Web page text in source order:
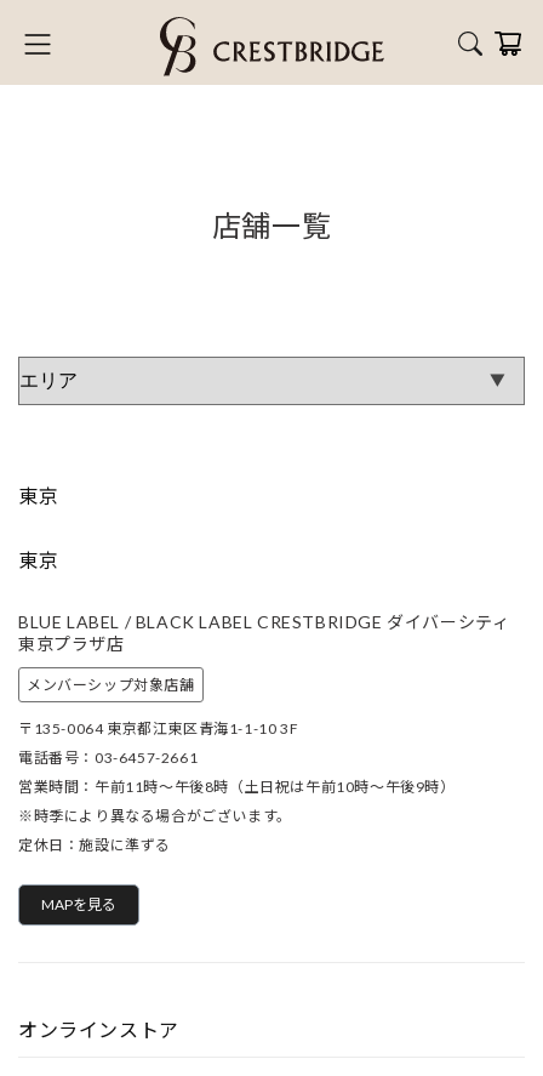
店舗一覧
東京
東京
BLUE LABEL / BLACK LABEL CRESTBRIDGE ダイバーシティ
東京プラザ店
メンバーシップ対象店舗
〒135-0064 東京都江東区青海1-1-10 3F
電話番号：03-6457-2661
営業時間：午前11時～午後8時（土日祝は午前10時～午後9時）
※時季により異なる場合がございます。
定休日：施設に準ずる
MAPを見る
オンラインストア